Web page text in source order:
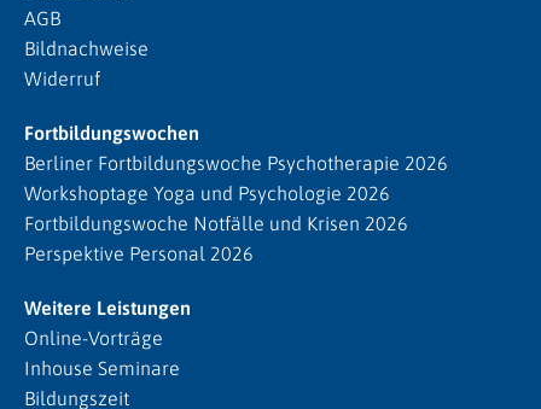
AGB
Bildnachweise
Widerruf
Fortbildungswochen
Berliner Fortbildungswoche Psychotherapie 2026
Workshoptage Yoga und Psychologie 2026
Fortbildungswoche Notfälle und Krisen 2026
Perspektive Personal 2026
Weitere Leistungen
Online-Vorträge
Inhouse Seminare
Bildungszeit